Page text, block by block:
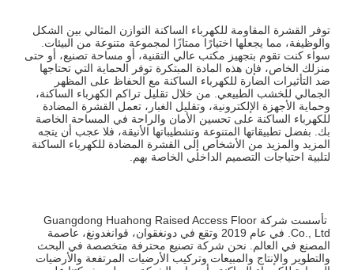
توفر القشرة المقاومة للكهرباء الساكنة التوازن المثالي بين الشكل
والوظيفة، مما يجعلها اختيارًا ممتازًا لمجموعة متنوعة من البيئات.
سواء كنت تقوم بتجهيز مكتب عالي التقنية، أو مساحة تصنيع، أو حتى
منزلك الخاص، فإن هذه المادة المبتكرة توفر الحماية التي تحتاجها
ضد التأثيرات الضارة للكهرباء الساكنة مع الحفاظ على المظهر
الجمالي للخشب الطبيعي. من خلال تقليل تراكم الكهرباء الساكنة،
وحماية الأجهزة الإلكترونية، وتقليل الغبار، تعمل القشرة المضادة
للكهرباء الساكنة على تحسين الأمان والراحة في المساحة الخاصة
بك. بفضل تطبيقاتها المتنوعة وتشطيباتها الأنيقة، فلا عجب أن يتجه
المزيد والمزيد من الأشخاص إلى القشرة المضادة للكهرباء الساكنة
لتلبية احتياجات التصميم الداخلي الخاصة بهم.
تأسست شركة Guangdong Huahong Raised Access Floor
Co., Ltd. في عام 2019 وتقع في دونغقوان، قوانغدونغ، عاصمة
المصنع في العالم. نحن شركة تصنيع محترفة متخصصة في البحث
والتطوير والإنتاج والمبيعات وتركيب الأرضيات المرتفعة والأرضيات